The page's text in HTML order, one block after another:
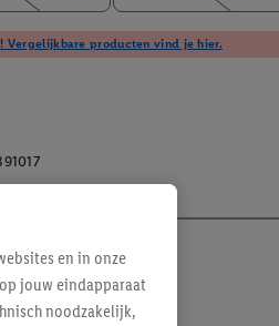
Vergelijkbare producten vind je hier.
en in onze
jouw eindapparaat
noodzakelijk,